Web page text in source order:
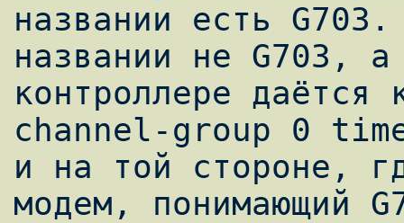
названии есть
названии не G703,
контроллере даётся
channel-group 0
и на той стороне,
модем, понимающий